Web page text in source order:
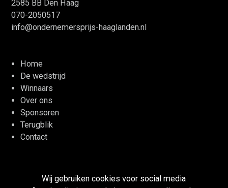
2585 BB Den Haag
070-2050517
info@ondernemersprijs-haaglanden.nl
Home
De wedstrijd
Winnaars
Over ons
Sponsoren
Terugblik
Contact
Wij gebruiken cookies voor social media